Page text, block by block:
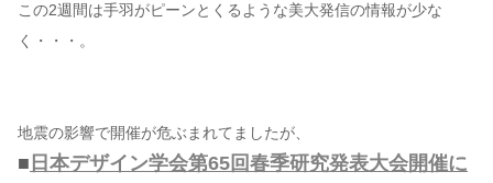
この2週間は手羽がピーンとくるような美大発信の情報が少な
く・・・。
地震の影響で開催が危ぶまれてましたが、
■ 日本デザイン学会第65回春季研究発表大会開催に
お問い合わせ